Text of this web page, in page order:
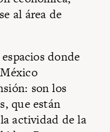
al área de
donde
son los
que están
actividad de la